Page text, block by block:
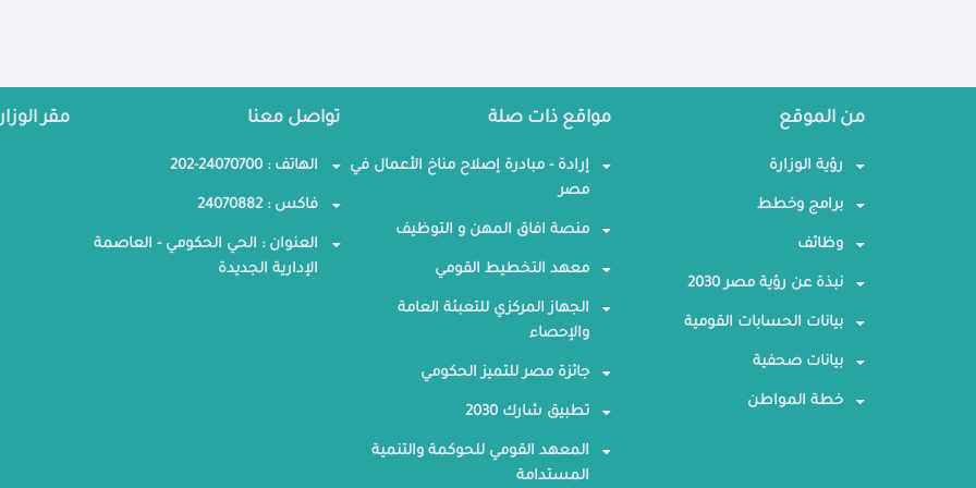
من الموقع
رؤية الوزارة
برامج وخطط
وظائف
نبذة عن رؤية مصر 2030
بيانات الحسابات القومية
بيانات صحفية
خطة المواطن
مواقع ذات صلة
إرادة - مبادرة إصلاح مناخ الأعمال في
مصر
منصة افاق المهن و التوظيف
معهد التخطيط القومي
الجهاز المركزي للتعبئة العامة
والإحصاء
جائزة مصر للتميز الحكومي
تطبيق شارك 2030
المعهد القومي للحوكمة والتنمية
المستدامة
تواصل معنا
الهاتف : 24070700-202
فاكس : 24070882
العنوان : الحي الحكومي - العاصمة
الإدارية الجديدة
مقر